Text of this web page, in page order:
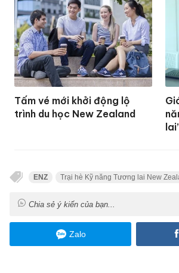
Tấm vé mới khởi động lộ
trình du học New Zealand
lai’
ENZ Trại hè Kỹ năng Tương lai New
Chia sẻ ý kiến của bạn...
Zalo